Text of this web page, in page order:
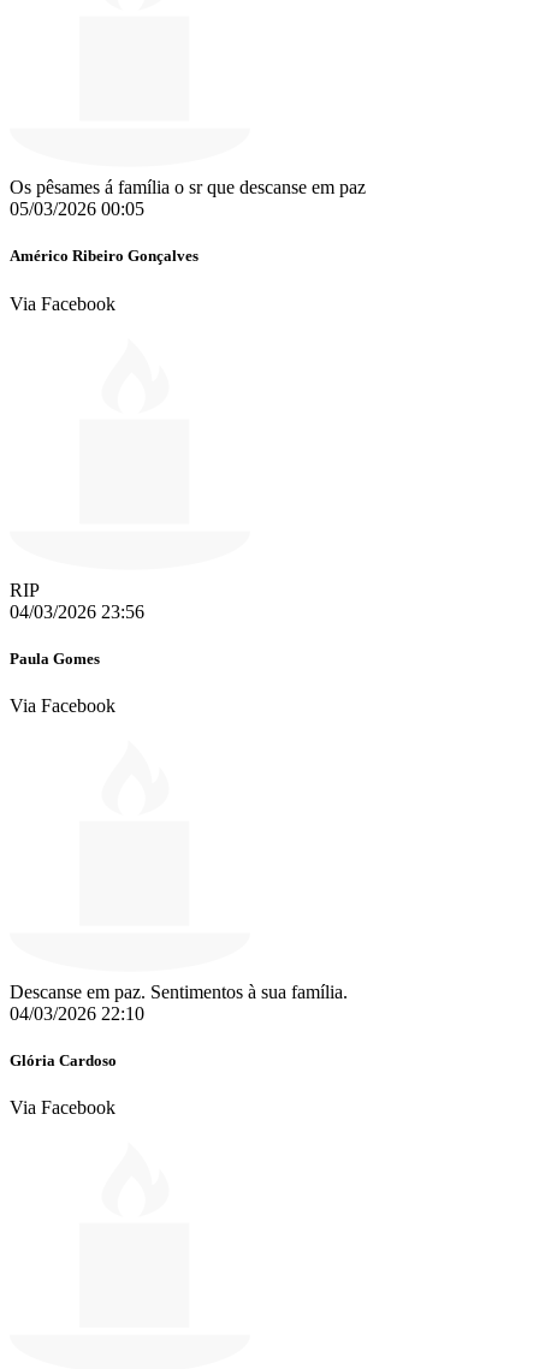
Os pêsames á família o sr que descanse em paz ️️
05/03/2026 00:05
Américo Ribeiro Gonçalves
Via Facebook
RIP
04/03/2026 23:56
Paula Gomes
Via Facebook
Descanse em paz. Sentimentos à sua família.
04/03/2026 22:10
Glória Cardoso
Via Facebook